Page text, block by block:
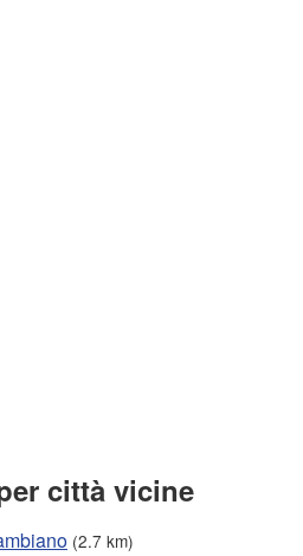
città vicine
(2.7 km)